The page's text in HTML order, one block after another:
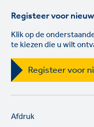
Registeer voor
Klik op de
te kiezen die u wilt
Registeer voor
Legal
Afdruk